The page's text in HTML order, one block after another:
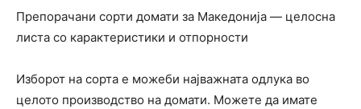
Препорачани сорти домати за Македонија — целосна
листа со карактеристики и отпорности
Изборот на сорта е можеби најважната одлука во
целото производство на домати. Можете да имате